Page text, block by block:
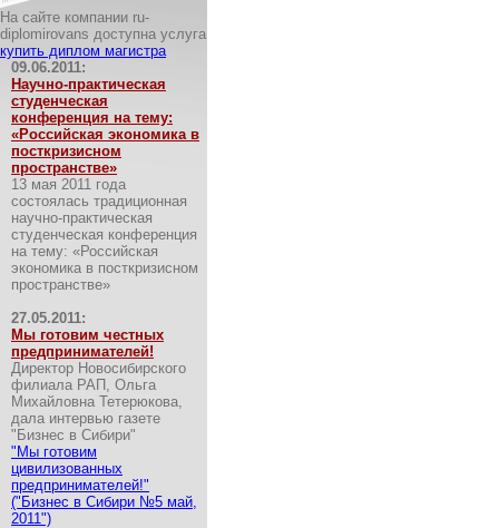
На сайте компании ru-
diplomirovans доступна услуга
купить диплом магистра
09.06.2011:
Научно-практическая
студенческая
конференция на тему:
«Российская экономика в
посткризисном
пространстве»
13 мая 2011 года
состоялась традиционная
научно-практическая
студенческая конференция
на тему: «Российская
экономика в посткризисном
пространстве»
27.05.2011:
Мы готовим честных
предпринимателей!
Директор Новосибирского
филиала РАП, Ольга
Михайловна Тетерюкова,
дала интервью газете
"Бизнес в Сибири"
"Мы готовим
цивилизованных
предпринимателей!"
("Бизнес в Сибири №5 май,
2011")